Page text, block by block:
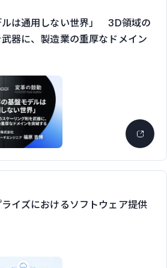
ルは通用しない世界」 3D領域の
器に、製造業の重厚なドメイン
イズにおけるソフトウェア提供